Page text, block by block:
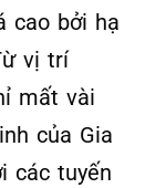
cao bởi hạ
vị trí
mất vài
của Gia
các tuyến